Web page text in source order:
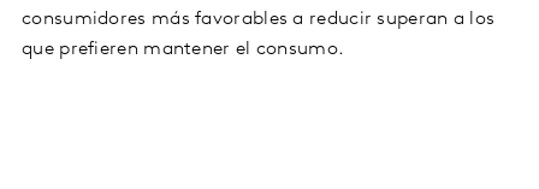
consumidores más favorables a reducir superan a los
que prefieren mantener el consumo.